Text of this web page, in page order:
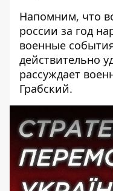
Напомним, что
россии за год
военные
действительно
рассуждает
Грабский.